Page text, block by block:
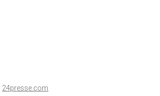
24presse.com